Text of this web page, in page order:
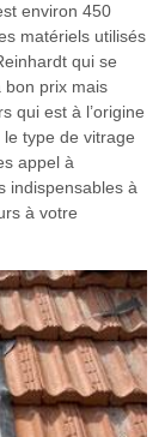
environ 450
matériels utilisés
qui se
bon prix mais
qui est à l’origine
type de vitrage
appel à
indispensables à
à votre